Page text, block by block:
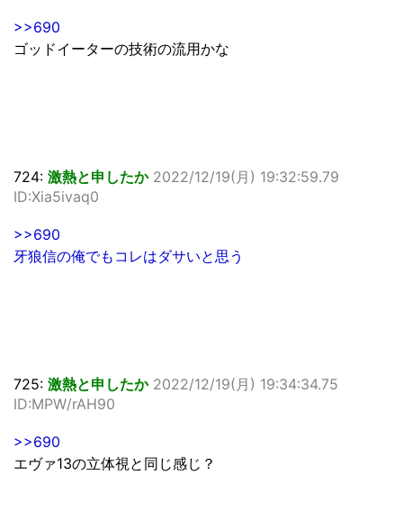
>>690
ゴッドイーターの技術の流用かな
724: 激熱と申したか 2022/12/19(月) 19:32:59.79
ID:Xia5ivaq0
>>690
牙狼信の俺でもコレはダサいと思う
725: 激熱と申したか 2022/12/19(月) 19:34:34.75
ID:MPW/rAH90
>>690
エヴァ13の立体視と同じ感じ？